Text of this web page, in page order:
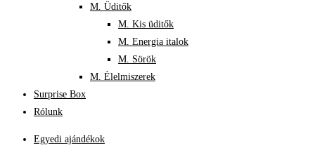
M. Üditők
M. Kis üditők
M. Energia italok
M. Sörök
M. Élelmiszerek
Surprise Box
Rólunk
Egyedi ajándékok